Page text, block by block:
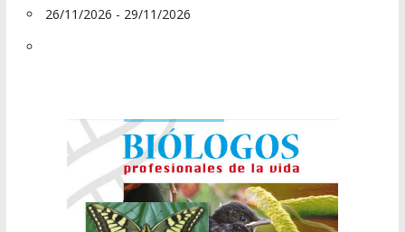
26/11/2026 - 29/11/2026